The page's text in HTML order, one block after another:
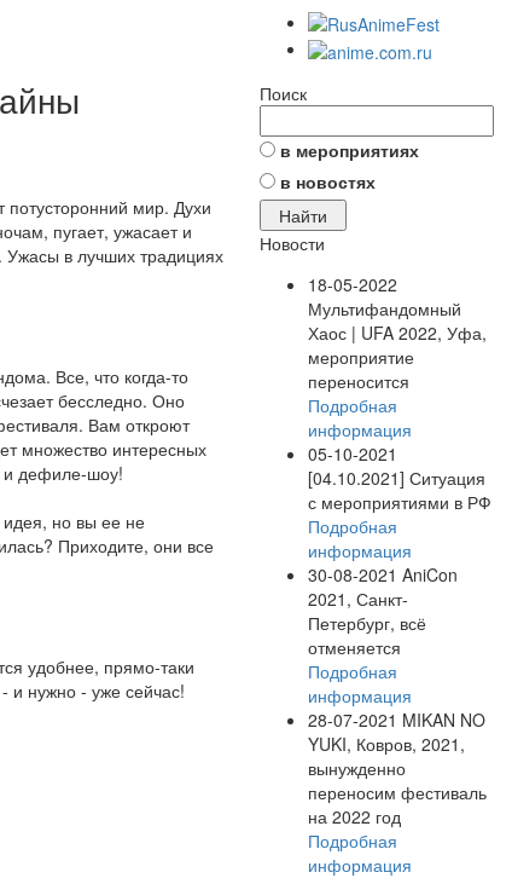
потусторонний мир. Духи
пугает, ужасает и
Ужасы в лучших традициях
Все, что когда-то
бесследно. Оно
Вам откроют
множество интересных
и дефиле-шоу!
но вы ее не
Приходите, они все
удобнее, прямо-таки
и нужно - уже сейчас!
Поиск
в мероприятиях
в новостях
Новости
18-05-2022
Мультифандомный
Хаос | UFA 2022, Уфа,
мероприятие
переносится
Подробная
информация
05-10-2021
[04.10.2021] Ситуация
с мероприятиями в РФ
Подробная
информация
30-08-2021 AniCon
2021, Санкт-
Петербург, всё
отменяется
Подробная
информация
28-07-2021 MIKAN NO
YUKI, Ковров, 2021,
вынужденно
переносим фестиваль
на 2022 год
Подробная
информация